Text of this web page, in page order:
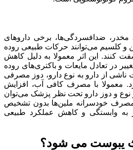
مخدر، ضدافسردگی‌ها، برخی داروهای
کلسیم می‌توانند حرکات طبیعی روده
کنند. این اثر معمولا به دلیل کاهش
در تعادل مایعات و باکتری‌های روده
از دارو به نوع دارو، دوز مصرفی
معمولا با مصرف کافی آب، افزایش
نوع و دوز دارو تحت نظر پزشک می‌توان
خودسرانه ملین‌ها بدون تشخیص
به وابستگی و کاهش عملکرد طبیعی
یبوست می شود؟